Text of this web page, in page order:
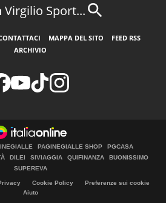
Virgilio Sport...
MAPPA DEL SITO
FEED RSS
ARCHIVIO
PAGINEGIALLE SHOP
PGCASA
DILEI SIVIAGGIA QUIFINANZA
BUONISSIMO
SUPEREVA
Cookie Policy
Preferenze sui cookie
Aiuto